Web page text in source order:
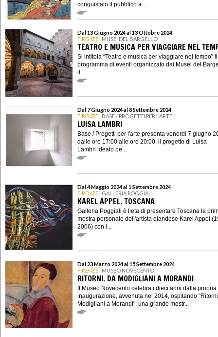
conquistato il pubblico a...
Dal 13 Giugno 2024 al 13 Ottobre 2024
FIRENZE | MUSEI DEL BARGELLO
TEATRO E MUSICA PER VIAGGIARE NEL
Si intitola “Teatro e musica per viaggiare nel tempo” il
programma di eventi organizzato dai Musei del
il...
Dal 7 Giugno 2024 al 8 Settembre 2024
FIRENZE | BASE / PROGETTI PER L'ARTE
LUISA LAMBRI
Base / Progetti per l'arte presenta venerdì 7 giugno
dalle ore 17:00 alle ore 20:00, il progetto di Luisa
Lambri ideato pe...
Dal 4 Maggio 2024 al 1 Settembre 2024
FIRENZE | GALLERIA POGGIALI
KAREL APPEL. TOSCANA
Galleria Poggiali è lieta di presentare Toscana la
mostra personale dell'artista olandese Karel Appel
2006) con l...
Dal 23 Marzo 2024 al 15 Settembre 2024
FIRENZE | MUSEO NOVECENTO
RITORNI. DA MODIGLIANI A MORANDI
Il Museo Novecento celebra i dieci anni dalla propria
inaugurazione, avvenuta nel 2014, ospitando
Modigliani a Morandi", una grande mostr...